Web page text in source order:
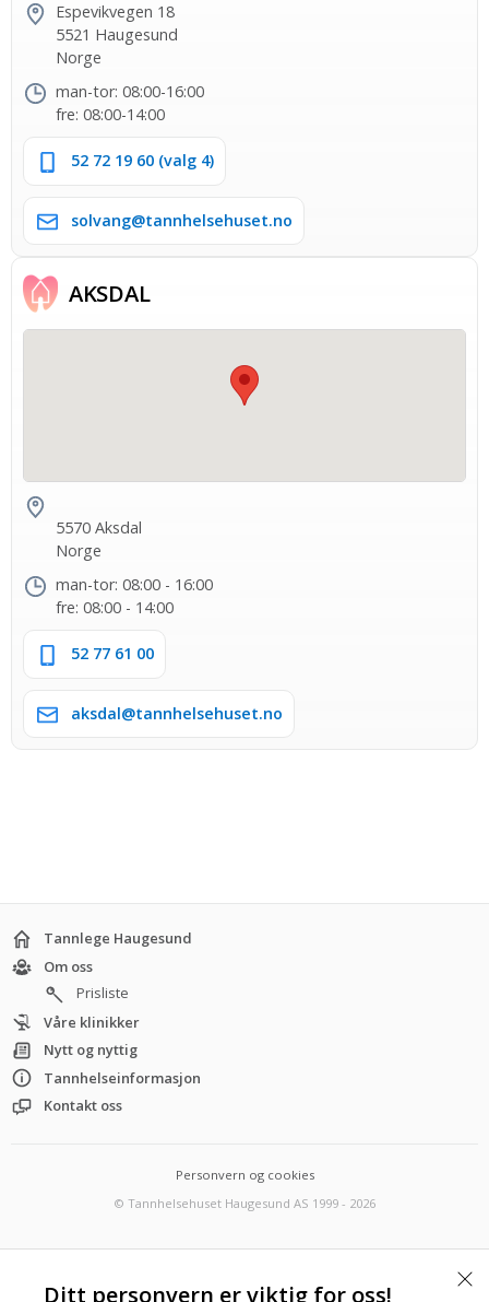
Espevikvegen 18
5521 Haugesund
Norge
man-tor: 08:00-16:00
fre: 08:00-14:00
52 72 19 60 (valg 4)
solvang@tannhelsehuset.no
AKSDAL
5570 Aksdal
Norge
man-tor: 08:00 - 16:00
fre: 08:00 - 14:00
52 77 61 00
aksdal@tannhelsehuset.no
Tannlege Haugesund
Om oss
Prisliste
Våre klinikker
Nytt og nyttig
Tannhelseinformasjon
Kontakt oss
Personvern og cookies
© Tannhelsehuset Haugesund AS 1999 - 2026
Utviklet av
Ditt personvern er viktig for oss!